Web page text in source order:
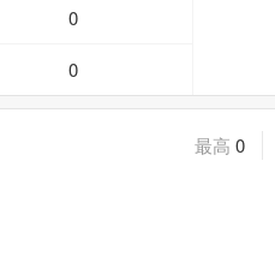
0
0
最高 0